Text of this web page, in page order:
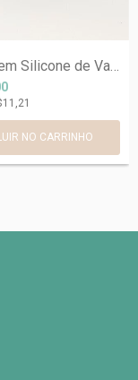
Molde em Silicone de Vaso Geométrico Ref...